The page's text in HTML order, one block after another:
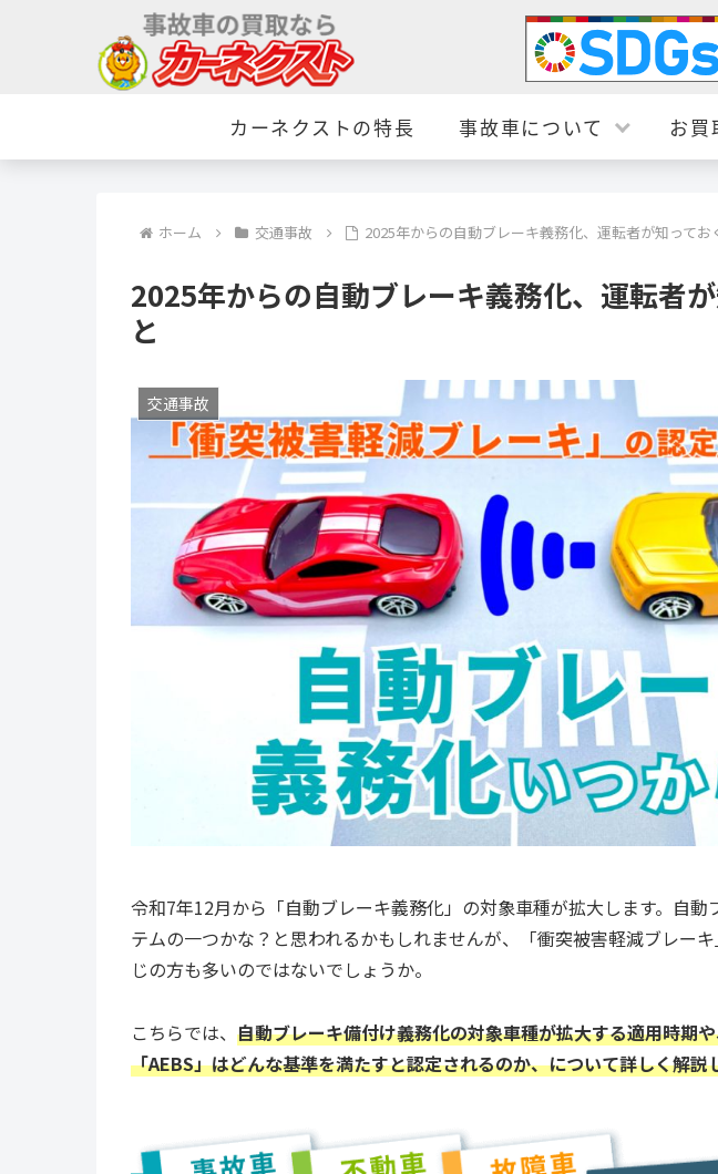
カーネクストの特長 事故車について お買
ホーム 交通事故 2025年からの自動ブレーキ義務化、運転者が知ってお
2025年からの自動ブレーキ義務化、運転者
と
交通事故
令和7年12月から「自動ブレーキ義務化」の対象車種が拡大します。自動
テムの一つかな？と思われるかもしれませんが、「衝突被害軽減ブレー
じの方も多いのではないでしょうか。
こちらでは、 自動ブレーキ備付け義務化の対象車種が拡大する適用時期
「AEBS」はどんな基準を満たすと認定されるのか、について詳しく解説